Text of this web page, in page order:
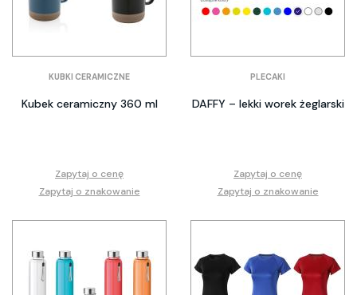
KUBKI CERAMICZNE
Kubek ceramiczny 360 ml
Zapytaj o cenę
Zapytaj o znakowanie
PLECAKI
DAFFY – lekki worek żeglarski
Zapytaj o cenę
Zapytaj o znakowanie